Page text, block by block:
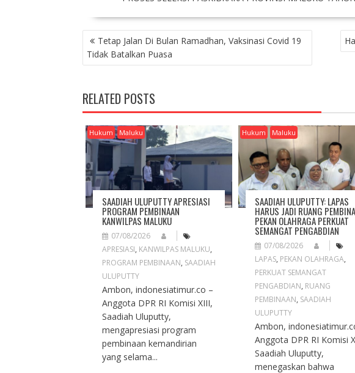
P
O
S
N
A
V
G
A
T
O
N
Tetap Jalan Di Bulan Ramadhan, Vaksinasi Covid 19
Tidak Batalkan Puasa
RELATED POSTS
Hukum Maluku
SAADIAH ULUPUTTY APRESIASI
PROGRAM PEMBINAAN
KANWILPAS MALUKU
07/08/2026
APRESIASI, KANWILPAS MALUKU,
PROGRAM PEMBINAAN, SAADIAH
ULUPUTTY
Ambon, indonesiatimur.co –
Anggota DPR RI Komisi XIII,
Saadiah Uluputty,
mengapresiasi program
pembinaan kemandirian
yang selama...
Hukum Maluku
SAADIAH ULUPUTTY: LAPAS
HARUS JADI RUANG
PEKAN OLAHRAGA PERKUAT
SEMANGAT PENGABDIAN
07/08/2026
LAPAS, PEKAN OLAHRAGA,
PERKUAT SEMANGAT
PENGABDIAN, RUANG
PEMBINAAN, SAADIAH
ULUPUTTY
Ambon,
Anggota DPR RI Komisi
Saadiah Uluputty,
menegaskan bahwa